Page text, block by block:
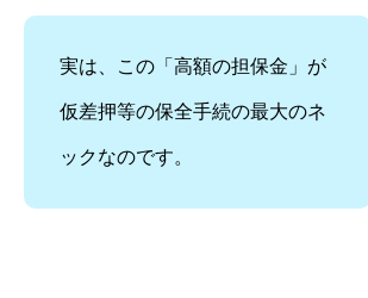
実は、この「高額の担保金」が
仮差押等の保全手続の最大のネ
ックなのです。